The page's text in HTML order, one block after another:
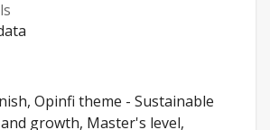
Opinfi theme - Sustainable
growth, Master's level,